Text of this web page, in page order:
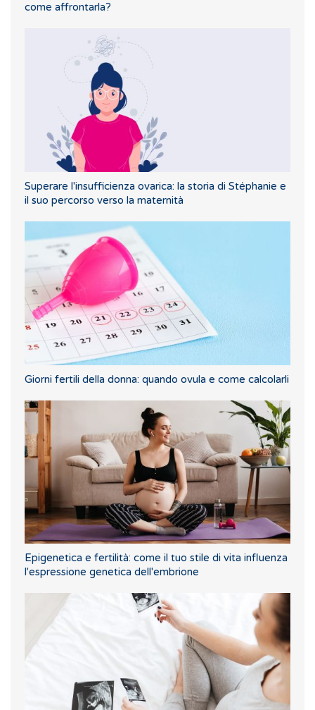
come affrontarla?
Superare l'insufficienza ovarica: la storia di Stéphanie e
il suo percorso verso la maternità
Giorni fertili della donna: quando ovula e come calcolarli
Epigenetica e fertilità: come il tuo stile di vita influenza
l'espressione genetica dell'embrione